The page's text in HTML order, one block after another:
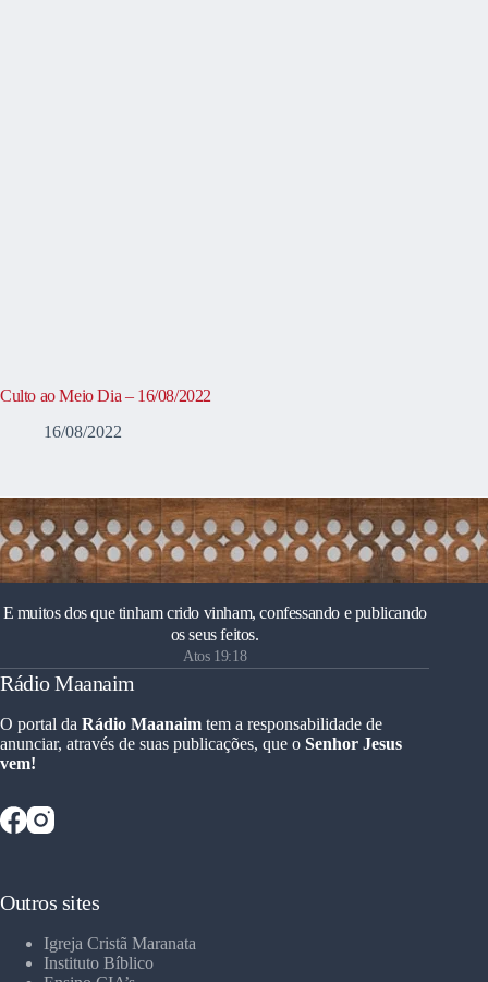
Culto ao Meio Dia – 16/08/2022
16/08/2022
E muitos dos que tinham crido vinham, confessando e publicando
os seus feitos.
Atos 19:18
Rádio Maanaim
O portal da Rádio Maanaim tem a responsabilidade de
anunciar, através de suas publicações, que o Senhor Jesus
vem!
Outros sites
Igreja Cristã Maranata
Instituto Bíblico